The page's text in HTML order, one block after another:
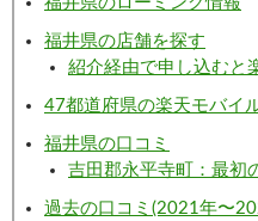
福井県の店舗を探す
紹介経由で申し込むと
47都道府県の楽天モバイ
福井県の口コミ
吉田郡永平寺町：最初
過去の口コミ(2021年〜